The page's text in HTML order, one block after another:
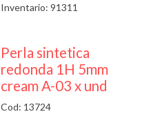
Inventario: 91311
Perla sintetica
redonda 1H 5mm
cream A-03 x und
Cod: 13724